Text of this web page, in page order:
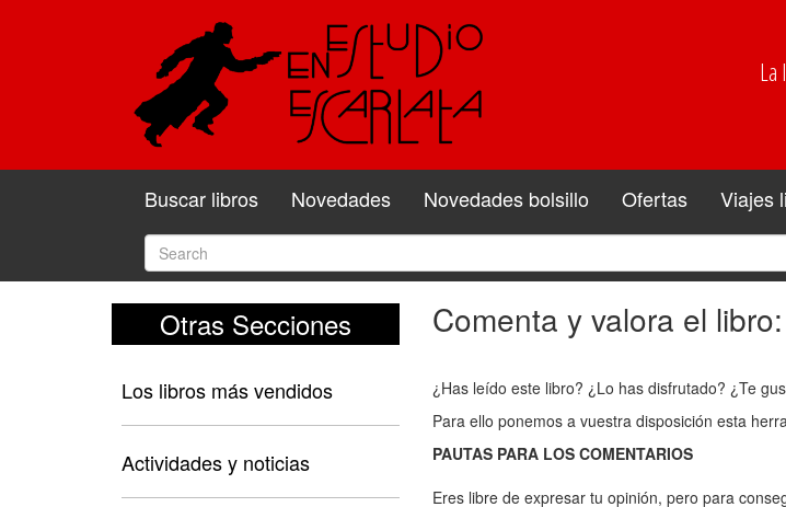
Buscar libros Novedades Novedades bolsillo Ofertas Viajes
Otras Secciones
Los libros más vendidos
Actividades y noticias
Comenta
y
valora
el
libro:
Comenta y valora el
¿Has leído este libro? ¿Lo has disfrutado? ¿Te
Para ello ponemos a vuestra disposición esta
PAUTAS PARA LOS COMENTARIOS
Eres libre de expresar tu opinión, pero para